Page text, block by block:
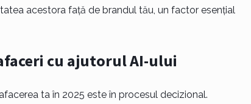
acestora față de brandul tău, un factor esențial
cu ajutorul AI-ului
ta în 2025 este în procesul decizional.